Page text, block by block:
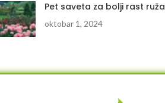
Pet saveta za bolji rast ruža
oktobar 1, 2024